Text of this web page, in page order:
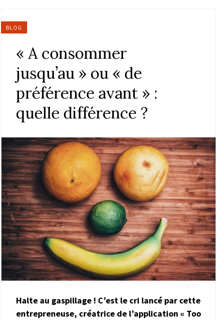
BLOG
« A consommer
jusqu’au » ou « de
préférence avant » :
quelle différence ?
Halte au gaspillage ! C’est le cri lancé par cette
entrepreneuse, créatrice de l’application « Too